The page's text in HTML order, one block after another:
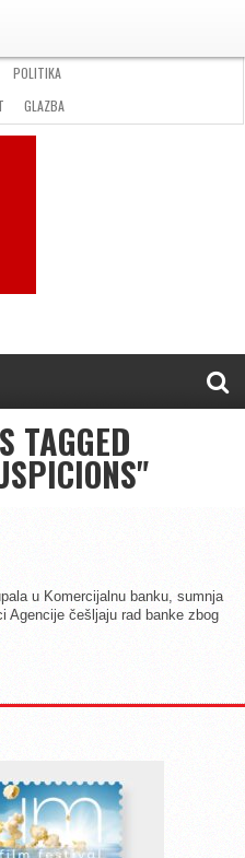
POLITIKA
GLAZBA
TAGGED
u Komercijalnu banku, sumnja
Agencije češljaju rad banke zbog